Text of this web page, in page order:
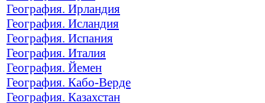
География. Ирландия
География. Исландия
География. Испания
География. Италия
География. Йемен
География. Кабо-Верде
География. Казахстан